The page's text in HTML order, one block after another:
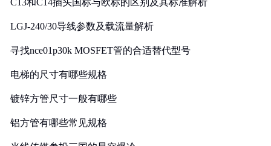
C13和C14插头国标与欧标的区别及其标准解析
LGJ-240/30导线参数及载流量解析
寻找nce01p30k MOSFET管的合适替代型号
电梯的尺寸有哪些规格
镀锌方管尺寸一般有哪些
铝方管有哪些常见规格